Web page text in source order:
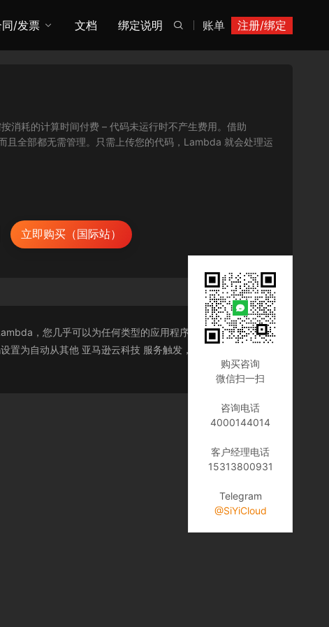
账单 注册/绑定

/发票 文档 绑定说明
消耗的计算时间付费 – 代码未运行时不产生费用。借助
全部都无需管理。只需上传您的代码，Lambda 就会处理运
立即购买（国际站）
，您几乎可以为任何类型的应用程序或后端服务运行代
为自动从其他 亚马逊云科技 服务触发，或者直接从任何
购买咨询
微信扫一扫
咨询电话
4000144014
客户经理电话
15313800931
Telegram
@SiYiCloud